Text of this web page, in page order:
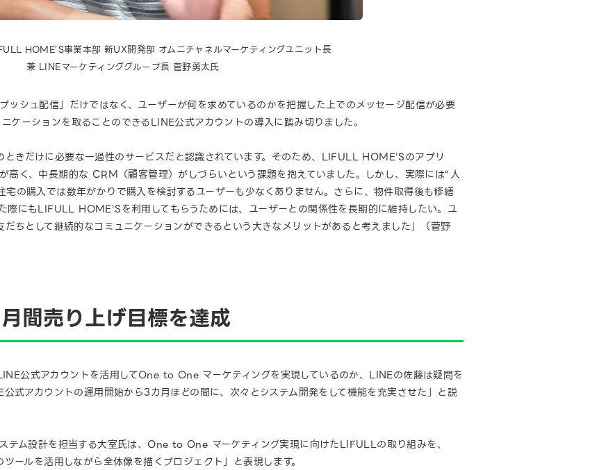
HOME'S事業本部 新UX開発部 オムニチャネルマーケティングユニット長
兼 LINEマーケティンググループ長 菅野勇太氏
ッシュ配信」だけではなく、ユーザーが何を求めているのかを把握した上でのメッセージ配信が必要
ケーションを取ることのできるLINE公式アカウントの導入に踏み切りました。
きだけに必要な一過性のサービスだと認識されています。そのため、LIFULL HOME'Sのアプリ
高く、中長期的な CRM（顧客管理）がしづらいという課題を抱えていました。しかし、実際には“人
の購入では数年がかりで購入を検討するユーザーも少なくありません。さらに、物件取得後も修繕
際にもLIFULL HOME'Sを利用してもらうためには、ユーザーとの関係性を長期的に維持したい。ユ
ちとして継続的なコミュニケーションができるという大きなメリットがあると考えました」（菅野
間売り上げ目標を達成
公式アカウントを活用してOne to One マーケティングを実現しているのか、LINEの佐藤は疑問を
式アカウントの運用開始から3カ月ほどの間に、次々とシステム開発をして機能を充実させた」と説
テム設計を担当する大室氏は、One to One マーケティング実現に向けたLIFULLの取り組みを、
ールを活用しながら全体像を描くプロジェクト」と表現します。